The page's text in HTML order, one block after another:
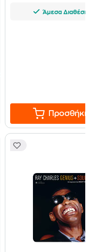
Άμεσα Διαθέσιμο
Προσθήκη